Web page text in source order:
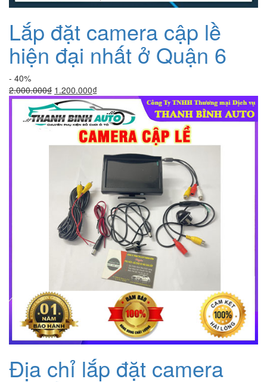
Lắp đặt camera cập lề
hiện đại nhất ở Quận 6
- 40%
2.000.000₫ Giá
gốc
là:
2.000.000₫.
1.200.000₫Giá
hiện
tại
là:
1.200.000₫.
Địa chỉ lắp đặt camera